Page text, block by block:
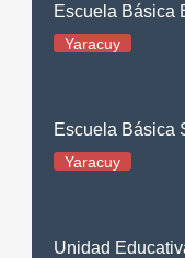
Escuela Básica
Yaracuy
Escuela Básica
Yaracuy
Unidad